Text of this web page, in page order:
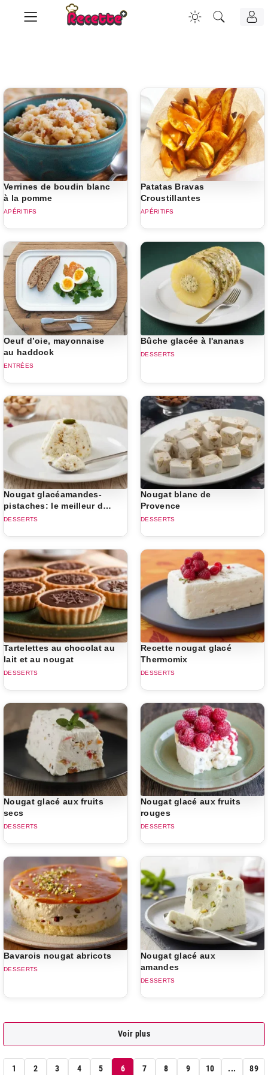
Verrines de boudin blanc
à la pomme
APÉRITIFS
Patatas Bravas
Croustillantes
APÉRITIFS
Oeuf d’oie, mayonnaise
au haddock
ENTRÉES
Bûche glacée à l'ananas
DESSERTS
Nougat glacéamandes-
pistaches: le meilleur de
Noël
DESSERTS
Nougat blanc de
Provence
DESSERTS
Tartelettes au chocolat au
lait et au nougat
DESSERTS
Recette nougat glacé
Thermomix
DESSERTS
Nougat glacé aux fruits
secs
DESSERTS
Nougat glacé aux fruits
rouges
DESSERTS
Bavarois nougat abricots
DESSERTS
Nougat glacé aux
amandes
DESSERTS
Voir plus
1 2 3 4 5 6 7 8 9 10 ... 89